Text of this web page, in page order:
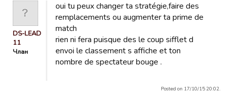
DS-LEAD
11
Члан
oui tu peux changer ta stratégie,faire des
remplacements ou augmenter ta prime de
match
rien ni fera puisque des le coup sifflet d
envoi le classement s affiche et ton
nombre de spectateur bouge .
Posted on 17/10/15 20:02.